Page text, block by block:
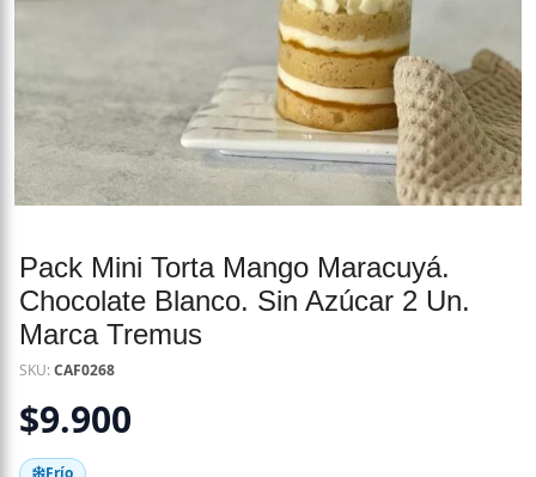
Pack Mini Torta Mango Maracuyá.
Chocolate Blanco. Sin Azúcar 2 Un.
Marca Tremus
SKU:CAF0268
$9.900
Frío